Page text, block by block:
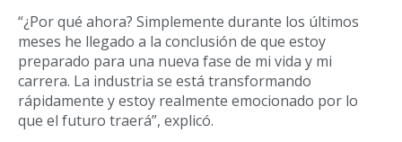
“¿Por qué ahora? Simplemente durante los últimos
meses he llegado a la conclusión de que estoy
preparado para una nueva fase de mi vida y mi
carrera. La industria se está transformando
rápidamente y estoy realmente emocionado por lo
que el futuro traerá”, explicó.